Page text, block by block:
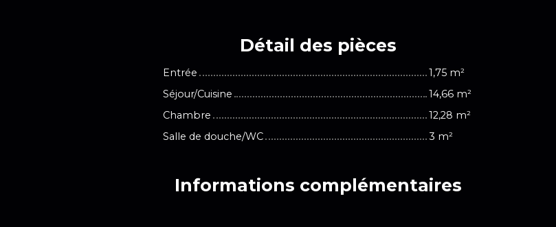
Détail des pièces
Entrée
1,75 m²
Séjour/Cuisine
14,66 m²
Chambre
12,28 m²
Salle de douche/WC
3 m²
Informations complémentaires